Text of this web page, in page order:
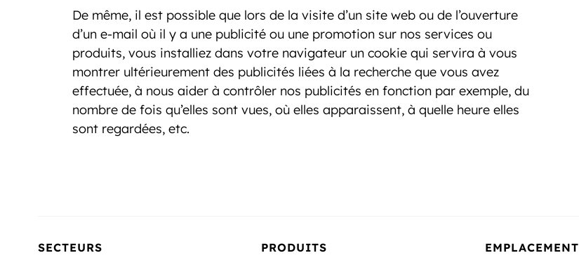
De même, il est possible que lors de la visite d’un site web ou de l’ouverture
d’un e-mail où il y a une publicité ou une promotion sur nos services ou
produits, vous installiez dans votre navigateur un cookie qui servira à vous
montrer ultérieurement des publicités liées à la recherche que vous avez
effectuée, à nous aider à contrôler nos publicités en fonction par exemple, du
nombre de fois qu’elles sont vues, où elles apparaissent, à quelle heure elles
sont regardées, etc.
SECTEURS PRODUITS EMPLACEMENT